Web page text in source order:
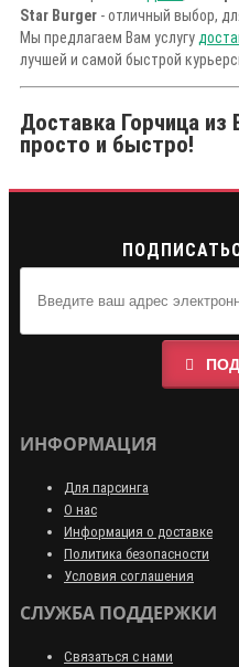
Star Burger - отличный выбор,
Мы предлагаем Вам услугу
лучшей и самой быстрой
Доставка Горчица из
просто и быстро!
ИНФОРМАЦИЯ
Для парсинга
О нас
Информация о доставке
Политика безопасности
Условия соглашения
СЛУЖБА ПОДДЕРЖКИ
Связаться с нами